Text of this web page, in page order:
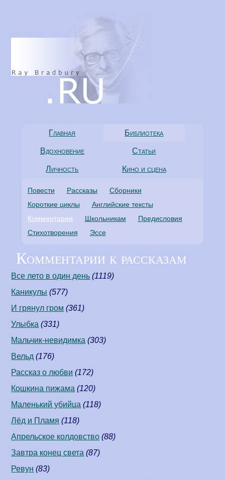
Главная Библиотека
Вдохновение Статьи
Личность Кино и сцена
Повести Рассказы
Сборники
Короткие циклы
Английские тексты
Комментарии
Школьникам
Предисловия
Стихотворения
Эссе
Комментарии к рассказам
Все лето в один день (1119)
Каникулы (577)
И грянул гром (361)
Улыбка (331)
Мальчик-невидимка (303)
Вельд (176)
Рассказ о любви (172)
Кошкина пижама (120)
Маленький убийца (118)
Лёд и Пламя (118)
Апрельское колдовство (88)
Завтра конец света (87)
Ревун (83)